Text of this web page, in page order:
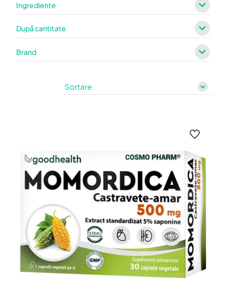
Ingrediente
După cantitate
Brand